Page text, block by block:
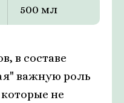
500 мл
в составе
важную роль
не